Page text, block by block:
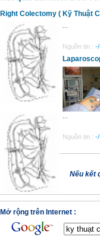
Right Colectomy ( Kỹ Thuật
Nguồn tin :
Nguồn tin :
Nếu kết
Mở rộng trên Internet :